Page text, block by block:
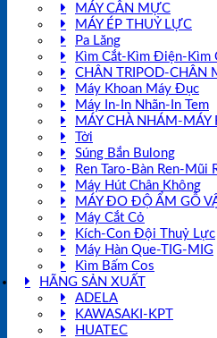
MÁY CÂN MỰC
MÁY ÉP THUỶ LỰC
Pa Lăng
Kìm Cắt-Kìm Điện-Kìm
CHÂN TRIPOD-CHÂN
Máy Khoan Máy Đục
Máy In-In Nhãn-In Tem
MÁY CHÀ NHÁM-MÁY
Tời
Súng Bắn Bulong
Ren Taro-Bàn Ren-Mũi
Máy Hút Chân Không
MÁY ĐO ĐỘ ẨM GỖ
Máy Cắt Cỏ
Kích-Con Đội Thuỷ Lực
Máy Hàn Que-TIG-MIG
Kìm Bấm Cos
HÃNG SẢN XUẤT
ADELA
KAWASAKI-KPT
HUATEC